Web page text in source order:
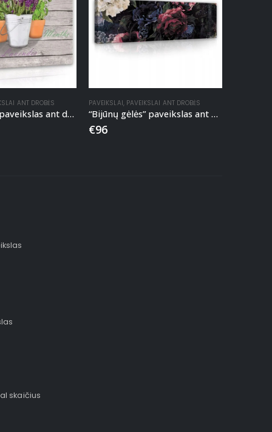
ANT DROBĖS
“Prieskoniai” paveikslas ant drobės
PAVEIKSLAI, PAVEIKSLAI ANT DROBĖS
“Bijūnų gėlės” paveikslas ant drobės
€96
skaičius